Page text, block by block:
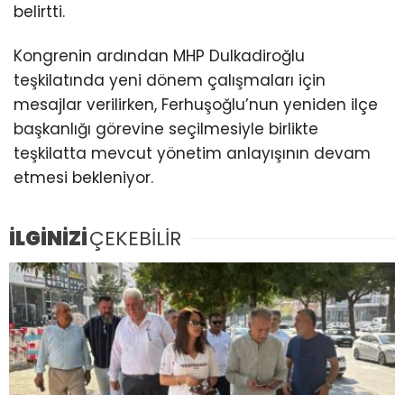
belirtti.
Kongrenin ardından MHP Dulkadiroğlu
teşkilatında yeni dönem çalışmaları için
mesajlar verilirken, Ferhuşoğlu’nun yeniden ilçe
başkanlığı görevine seçilmesiyle birlikte
teşkilatta mevcut yönetim anlayışının devam
etmesi bekleniyor.
İLGİNİZİÇEKEBİLİR